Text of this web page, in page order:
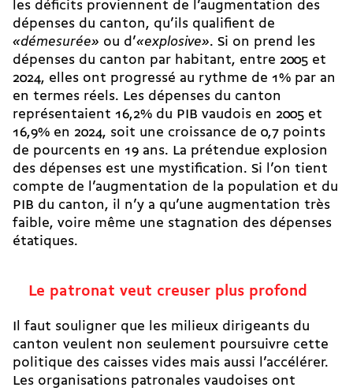
les déficits proviennent de l’augmentation des
dépenses du canton, qu’ils qualifient de
«démesurée» ou d’«explosive». Si on prend les
dépenses du canton par habitant, entre 2005 et
2024, elles ont progressé au rythme de 1% par an
en termes réels. Les dépenses du canton
représentaient 16,2% du PIB vaudois en 2005 et
16,9% en 2024, soit une croissance de 0,7 points
de pourcents en 19 ans. La prétendue explosion
des dépenses est une mystification. Si l’on tient
compte de l’augmentation de la population et du
PIB du canton, il n’y a qu’une augmentation très
faible, voire même une stagnation des dépenses
étatiques.
Le patronat veut creuser plus profond
Il faut souligner que les milieux dirigeants du
canton veulent non seulement poursuivre cette
politique des caisses vides mais aussi l’accélérer.
Les organisations patronales vaudoises ont